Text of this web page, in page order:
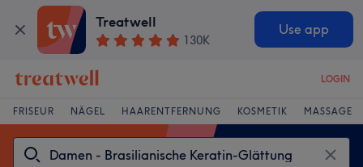
Treatwell
130K
Use app
LOGIN
FRISEUR NÄGEL HAARENTFERNUNG KOSMETIK MASSAGE